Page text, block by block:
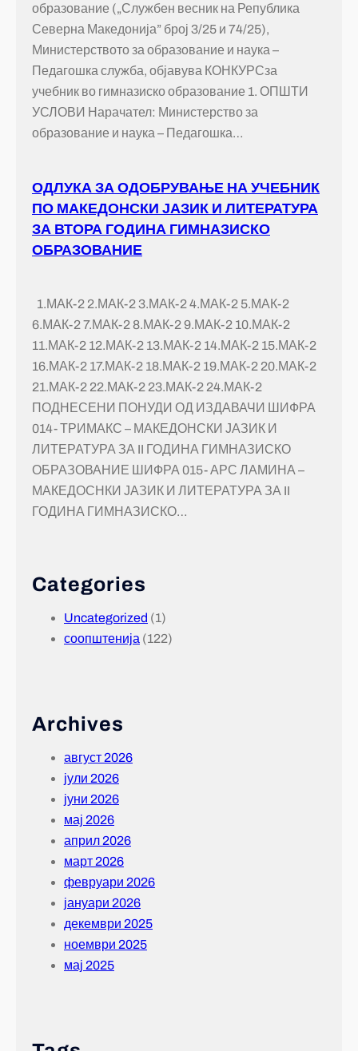
образование („Службен весник на Република
Северна Македонија” број 3/25 и 74/25),
Министерството за образование и наука –
Педагошка служба, објавува КОНКУРСза
учебник во гимназиско образование 1. ОПШТИ
УСЛОВИ Нарачател: Министерство за
образование и наука – Педагошка…
ОДЛУКА ЗА ОДОБРУВАЊЕ НА УЧЕБНИК
ПО МАКЕДОНСКИ ЈАЗИК И ЛИТЕРАТУРА
ЗА ВТОРА ГОДИНА ГИМНАЗИСКО
ОБРАЗОВАНИЕ
1.МАК-2 2.МАК-2 3.МАК-2 4.МАК-2 5.МАК-2
6.МАК-2 7.МАК-2 8.МАК-2 9.МАК-2 10.МАК-2
11.МАК-2 12.МАК-2 13.МАК-2 14.МАК-2 15.МАК-2
16.МАК-2 17.МАК-2 18.МАК-2 19.МАК-2 20.МАК-2
21.МАК-2 22.МАК-2 23.МАК-2 24.МАК-2
ПОДНЕСЕНИ ПОНУДИ ОД ИЗДАВАЧИ ШИФРА
014- ТРИМАКС – МАКЕДОНСКИ ЈАЗИК И
ЛИТЕРАТУРА ЗА II ГОДИНА ГИМНАЗИСКО
ОБРАЗОВАНИЕ ШИФРА 015- АРС ЛАМИНА –
МАКЕДОСНКИ ЈАЗИК И ЛИТЕРАТУРА ЗА II
ГОДИНА ГИМНАЗИСКО…
Categories
Uncategorized (1)
соопштенија (122)
Archives
август 2026
јули 2026
јуни 2026
мај 2026
април 2026
март 2026
февруари 2026
јануари 2026
декември 2025
ноември 2025
мај 2025